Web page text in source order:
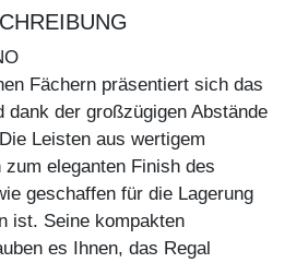
Fächern präsentiert sich das
dank der großzügigen Abstände
Leisten aus wertigem
eleganten Finish des
geschaffen für die Lagerung
ist. Seine kompakten
es Ihnen, das Regal